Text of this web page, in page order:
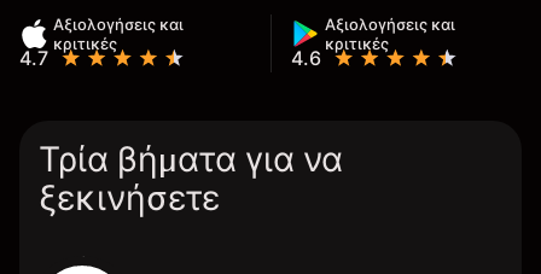
Αξιολογήσεις και
κριτικές
4.7
Αξιολογήσεις και
κριτικές
4.6
Τρία βήματα για να
ξεκινήσετε